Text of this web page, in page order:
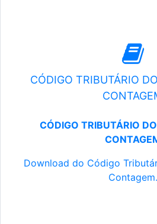
CÓDIGO TRIBUTÁRIO
CÓDIGO TRIBUTÁRIO
Download do Código
Contagem.